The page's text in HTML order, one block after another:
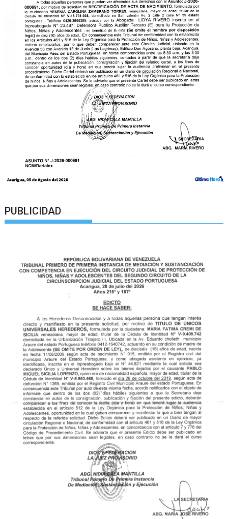
PUBLICIDAD